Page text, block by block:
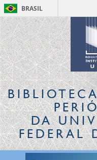
BRASIL
DA
FEDERAL